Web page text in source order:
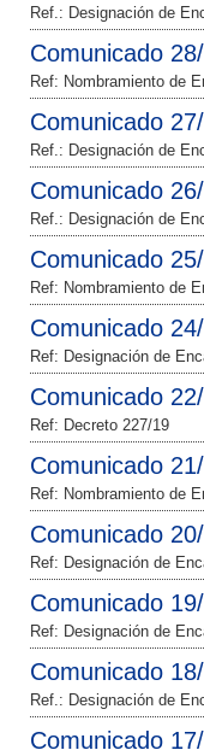
Ref.: Designación de
Comunicado
Ref: Nombramiento de
Comunicado
Ref.: Designación de
Comunicado
Ref.: Designación de
Comunicado
Ref: Nombramiento de
Comunicado
Ref: Designación de
Comunicado
Ref: Decreto 227/19
Comunicado
Ref: Nombramiento de
Comunicado
Ref: Designación de
Comunicado
Ref: Designación de
Comunicado
Ref.: Designación de
Comunicado